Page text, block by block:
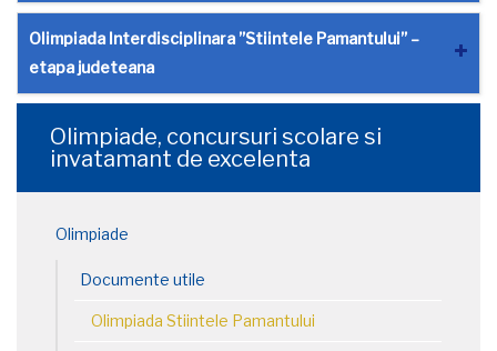
Olimpiada Interdisciplinara ”Stiintele Pamantului” –
etapa judeteana
Olimpiade, concursuri scolare si
invatamant de excelenta
Olimpiade
Documente utile
Olimpiada Stiintele Pamantului